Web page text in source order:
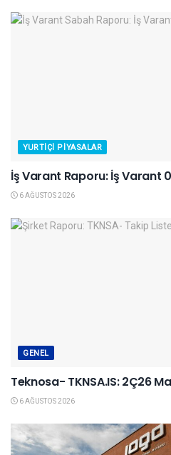
YURTIÇI PIYASALAR
İş Varant Raporu: İş Varant
6 AĞUSTOS 2026
GENEL
Teknosa- TKNSA.IS: 2Ç26
6 AĞUSTOS 2026